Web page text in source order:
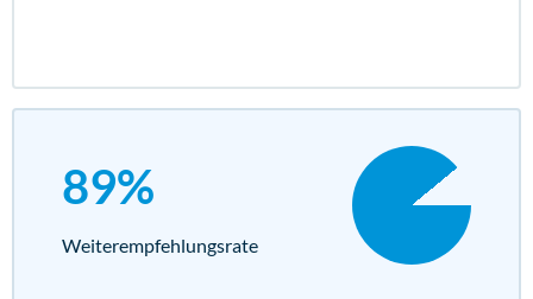
89%
Weiterempfehlungs­rate